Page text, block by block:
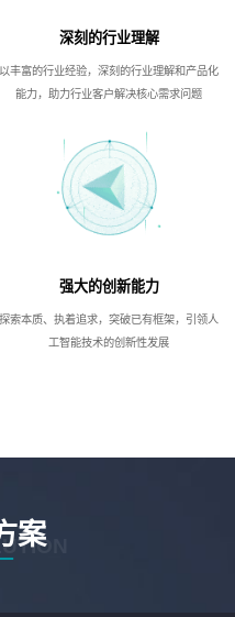
深刻的行业理解
以丰富的行业经验，深刻的行业理解和产品化
能力，助力行业客户解决核心需求问题
强大的创新能力
探索本质、执着追求，突破已有框架，引领人
工智能技术的创新性发展
案